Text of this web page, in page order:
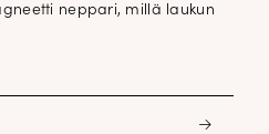
neppari, millä laukun